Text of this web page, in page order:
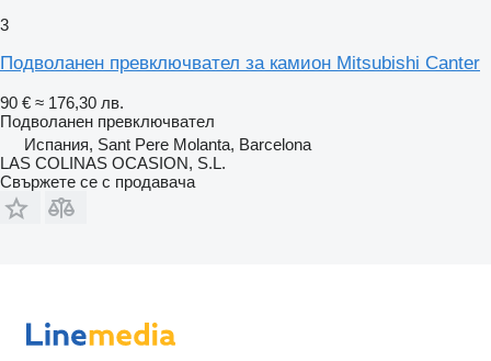
3
Подволанен превключвател за камион Mitsubishi Canter
90 € ≈ 176,30 лв.
Подволанен превключвател
Испания, Sant Pere Molanta, Barcelona
LAS COLINAS OCASION, S.L.
Свържете се с продавача